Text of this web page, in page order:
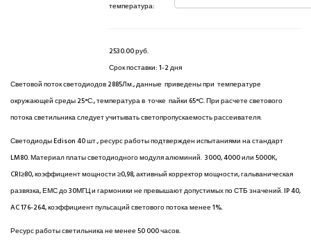
температура:
2530.00 руб.
Срок поставки:1-2 дня
Световой поток светодиодов 2885Лм., данные приведены при температуре
окружающей среды 25°С., температура в точке пайки 65°С. При расчете светового
потока светильника следует учитывать светопропускаемость рассеивателя.
Светодиоды Edison 40 шт., ресурс работы подтвержден испытаниями на стандарт
LM80. Материал платы светодиодного модуля алюминий. 3000, 4000 или 5000К,
CRI≥80, коэффициент мощности ≥0,98, активный корректор мощности, гальваническая
развязка, ЕМС до 30МГЦ и гармоники не превышают допустимых по СТБ значений. IP 40,
AC 176-264, коэффициент пульсаций светового потока менее 1%.
Ресурс работы светильника не менее 50 000 часов.